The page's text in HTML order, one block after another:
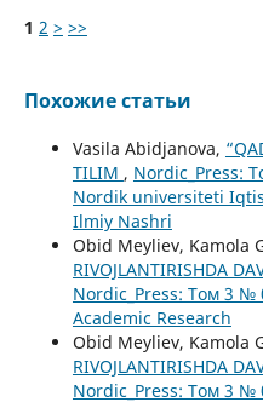
1 2 > >>
Похожие статьи
Vasila Abidjanova,
TILIM , Nordic_Press:
Nordik universiteti
Ilmiy Nashri
Obid Meyliev, Kamola
RIVOJLANTIRISHDA
Nordic_Press: Том 3 №
Academic Research
Obid Meyliev, Kamola
RIVOJLANTIRISHDA
Nordic_Press: Том 3 №